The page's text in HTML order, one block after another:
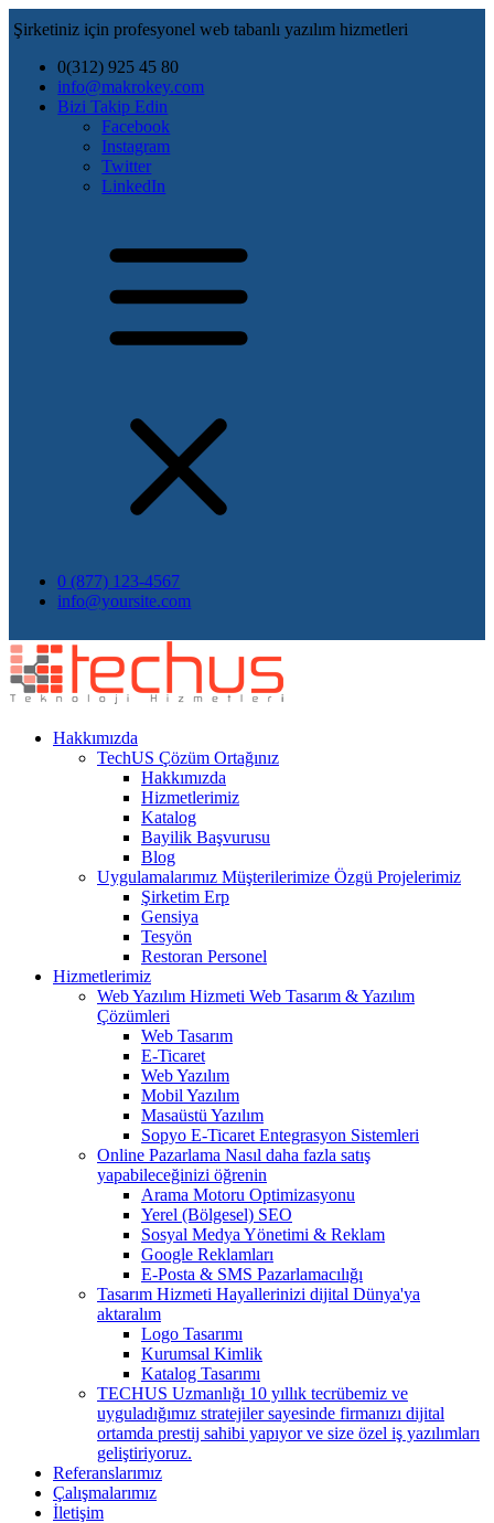
Şirketiniz için profesyonel web tabanlı yazılım hizmetleri
0(312) 925 45 80
info@makrokey.com
Bizi Takip Edin
Facebook
Instagram
Twitter
LinkedIn
0 (877) 123-4567
info@yoursite.com
Hakkımızda
TechUS Çözüm Ortağınız
Hakkımızda
Hizmetlerimiz
Katalog
Bayilik Başvurusu
Blog
Uygulamalarımız Müşterilerimize Özgü Projelerimiz
Şirketim Erp
Gensiya
Tesyön
Restoran Personel
Hizmetlerimiz
Web Yazılım Hizmeti Web Tasarım & Yazılım
Çözümleri
Web Tasarım
E-Ticaret
Web Yazılım
Mobil Yazılım
Masaüstü Yazılım
Sopyo E-Ticaret Entegrasyon Sistemleri
Online Pazarlama Nasıl daha fazla satış
yapabileceğinizi öğrenin
Arama Motoru Optimizasyonu
Yerel (Bölgesel) SEO
Sosyal Medya Yönetimi & Reklam
Google Reklamları
E-Posta & SMS Pazarlamacılığı
Tasarım Hizmeti Hayallerinizi dijital Dünya'ya
aktaralım
Logo Tasarımı
Kurumsal Kimlik
Katalog Tasarımı
TECHUS Uzmanlığı 10 yıllık tecrübemiz ve
uyguladığımız stratejiler sayesinde firmanızı dijital
ortamda prestij sahibi yapıyor ve size özel iş yazılımları
geliştiriyoruz.
Referanslarımız
Çalışmalarımız
İletişim